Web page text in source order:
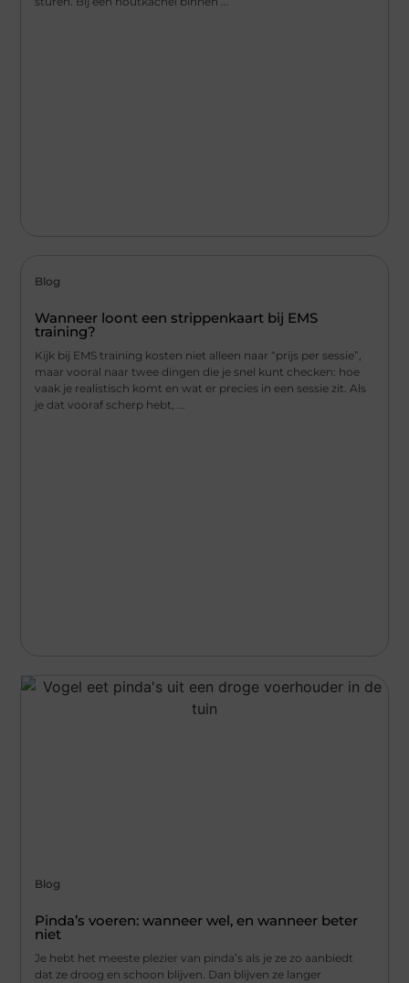
Blog
Wanneer loont een strippenkaart bij EMS
training?
Kijk bij EMS training kosten niet alleen naar “prijs per sessie”,
maar vooral naar twee dingen die je snel kunt checken: hoe
vaak je realistisch komt en wat er precies in een sessie zit. Als
je dat vooraf scherp hebt, ...
Blog
Pinda’s voeren: wanneer wel, en wanneer beter
niet
Je hebt het meeste plezier van pinda’s als je ze zo aanbiedt
dat ze droog en schoon blijven. Dan blijven ze langer